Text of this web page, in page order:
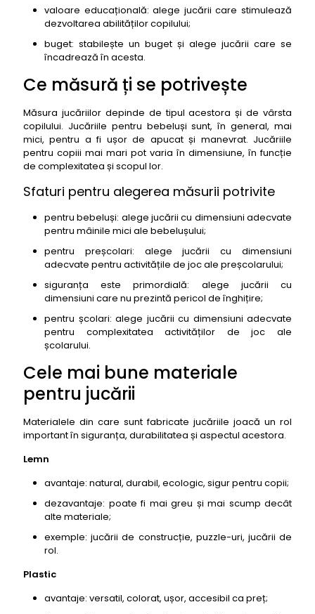
valoare educațională: alege jucării care stimulează
dezvoltarea abilităților copilului;
buget: stabilește un buget și alege jucării care se
încadrează în acesta.
Ce măsură ți se potrivește
Măsura jucăriilor depinde de tipul acestora și de vârsta
copilului. Jucăriile pentru bebeluși sunt, în general, mai
mici, pentru a fi ușor de apucat și manevrat. Jucăriile
pentru copiii mai mari pot varia în dimensiune, în funcție
de complexitatea și scopul lor.
Sfaturi pentru alegerea măsurii potrivite
pentru bebeluși: alege jucării cu dimensiuni adecvate
pentru mâinile mici ale bebelușului;
pentru preșcolari: alege jucării cu dimensiuni
adecvate pentru activitățile de joc ale preșcolarului;
siguranța este primordială: alege jucării cu
dimensiuni care nu prezintă pericol de înghițire;
pentru școlari: alege jucării cu dimensiuni adecvate
pentru complexitatea activităților de joc ale
școlarului.
Cele mai bune materiale
pentru jucării
Materialele din care sunt fabricate jucăriile joacă un rol
important în siguranța, durabilitatea și aspectul acestora.
Lemn
avantaje: natural, durabil, ecologic, sigur pentru copii;
dezavantaje: poate fi mai greu și mai scump decât
alte materiale;
exemple: jucării de construcție, puzzle-uri, jucării de
rol.
Plastic
avantaje: versatil, colorat, ușor, accesibil ca preț;